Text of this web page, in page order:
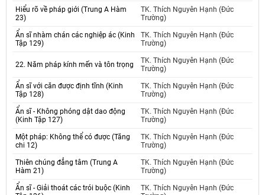
Hiểu rõ về pháp giới (Trung A Hàm
23)
TK. Thích Nguyên Hạnh (Đức
Trường)
Ẩn sĩ nhàm chán các nghiệp ác (Kinh
Tập 129)
TK. Thích Nguyên Hạnh (Đức
Trường)
22. Năm pháp kính mến và tôn trọng
TK. Thích Nguyên Hạnh (Đức
Trường)
Ẩn sĩ với căn được định tĩnh (Kinh
Tập 128)
TK. Thích Nguyên Hạnh (Đức
Trường)
Ẩn sĩ - Không phóng dật dao động
(Kinh Tập 127)
TK. Thích Nguyên Hạnh (Đức
Trường)
Một pháp: Không thể có được (Tăng
chi 12)
TK. Thích Nguyên Hạnh (Đức
Trường)
Thiên chúng đẳng tâm (Trung A
Hàm 21)
TK. Thích Nguyên Hạnh (Đức
Trường)
Ẩn sĩ - Giải thoát các trói buộc (Kinh
TK. Thích Nguyên Hạnh (Đức